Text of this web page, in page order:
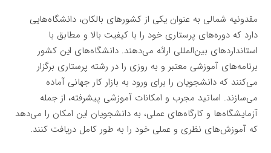
مقدونیه شمالی به عنوان یکی از کشورهای بالکان، دانشگاه‌هایی
دارد که دوره‌های پرستاری خود را با کیفیت بالا و مطابق با
استانداردهای بین‌المللی ارائه می‌دهند. دانشگاه‌های این کشور
برنامه‌های آموزشی معتبر و به روزی را در رشته پرستاری برگزار
می‌کنند که دانشجویان را برای ورود به بازار کار جهانی آماده
می‌سازند. اساتید مجرب و امکانات آموزشی پیشرفته، از جمله
آزمایشگاه‌ها و کارگاه‌های عملی، به دانشجویان این امکان را می‌دهد
که آموزش‌های نظری و عملی خود را به طور کامل دریافت کنند.